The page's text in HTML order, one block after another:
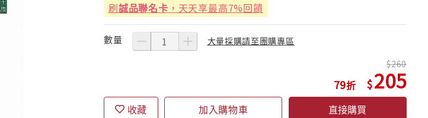
刷誠品聯名卡 ，天天享最高7%回饋
數量 大量採購請至團購專區
79
260
205
收藏 加入購物車 直接購買